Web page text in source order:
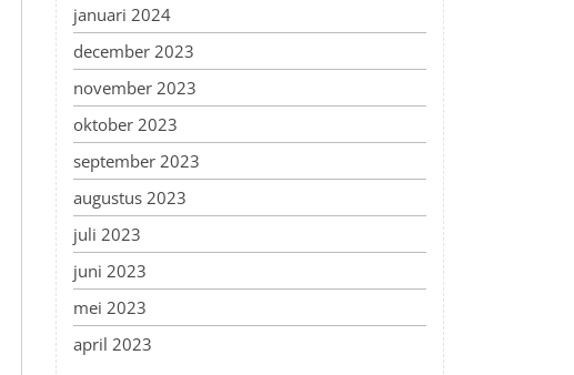
januari 2024
december 2023
november 2023
oktober 2023
september 2023
augustus 2023
juli 2023
juni 2023
mei 2023
april 2023